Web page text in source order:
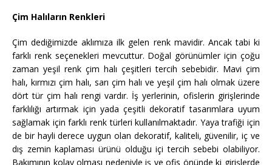
Çim Halıların Renkleri
Çim dediğimizde aklımıza ilk gelen renk mavidir. Ancak tabi ki
farklı renk seçenekleri mevcuttur. Doğal görünümler için çoğu
zaman yeşil renk çim halı çeşitleri tercih sebebidir. Mavi çim
halı, kırmızı çim halı, sarı çim halı ve yeşil çim halı olmak üzere
dört tür çim halı rengi vardır. İş yerlerinin, ofislerin girişlerinde
farklılığı artırmak için yada çeşitli dekoratif tasarımlara uyum
sağlamak için farklı renk türleri kullanılmaktadır. Yaya trafiği için
de bir hayli derece uygun olan dekoratif, kaliteli, güvenilir, iç ve
dış zemin kaplaması ürünü olduğu içi tercih sebebi olabiliyor.
Bakımının kolay olması nedeniyle iş ve ofis önünde ki girişlerde